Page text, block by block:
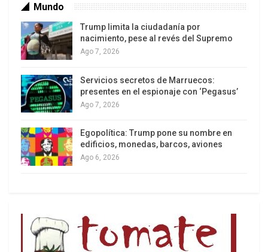
Los latinos le van dando la espalda a Trump
Mundo
Trump limita la ciudadanía por
nacimiento, pese al revés del Supremo
Ago 7, 2026
Servicios secretos de Marruecos:
presentes en el espionaje con ‘Pegasus’
Ago 7, 2026
Egopolítica: Trump pone su nombre en
edificios, monedas, barcos, aviones
Ago 6, 2026